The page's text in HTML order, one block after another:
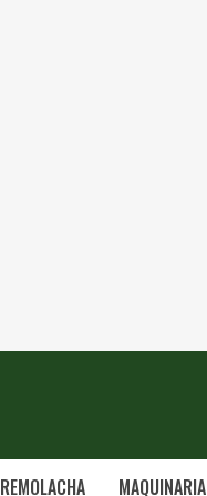
REMOLACHA MAQUINARIA